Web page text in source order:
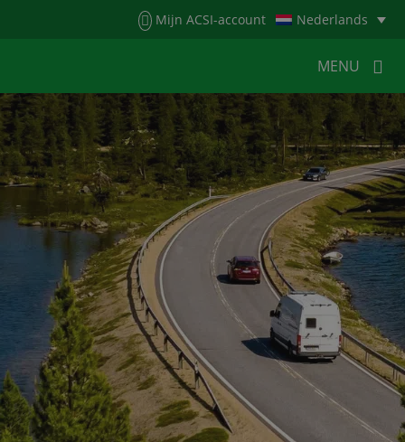
Mijn ACSI-account Nederlands
MENU
MENU MENU
HOME VOOR KAMPEERDERS
VOOR CAMPINGS
KAMPEERNIEUWS
ACSI WEBSHOP
WERKEN BIJ ACSI
CONTACT